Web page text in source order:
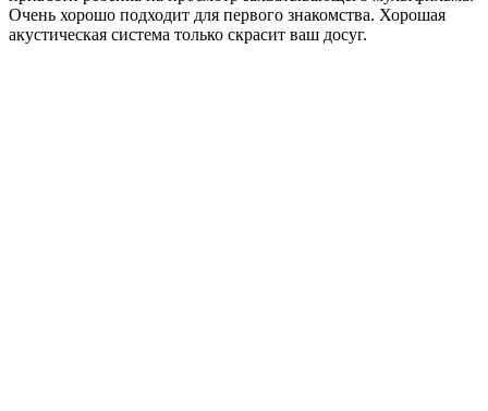
Очень хорошо подходит для первого знакомства. Хорошая
акустическая система только скрасит ваш досуг.